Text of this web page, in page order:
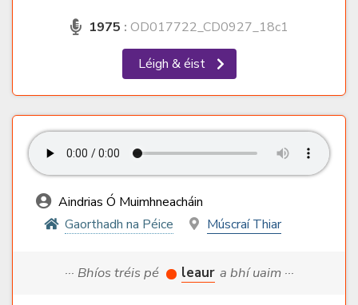
1975 : OD017722_CD0927_18c1
Léigh & éist
Aindrias Ó Muimhneacháin
Gaorthadh na Péice
Múscraí Thiar
··· Bhíos tréis pé leaur a bhí uaim ···